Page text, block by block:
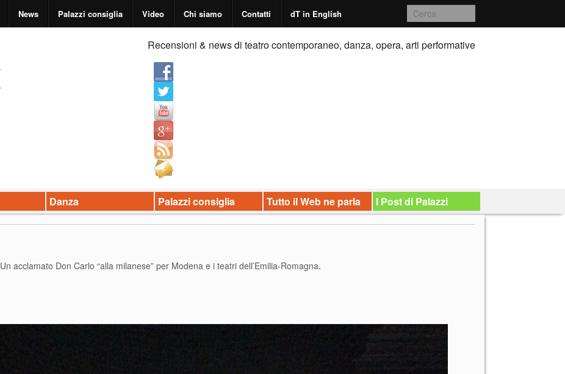
News Palazzi consiglia Video Chi siamo Contatti dT in English
Recensioni & news di teatro contemporaneo, danza, opera, arti performative
Danza Palazzi consiglia Tutto il Web ne parla I Post di Palazzi
Un acclamato Don Carlo “alla milanese” per Modena e i teatri dell’Emilia-Romagna.